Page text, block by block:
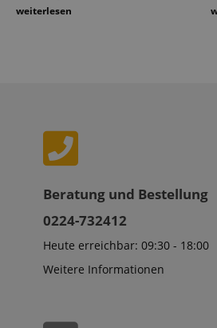
weiterlesen
Beratung und Bestellung
0224-732412
Heute erreichbar: 09:30 - 18:00
Weitere Informationen